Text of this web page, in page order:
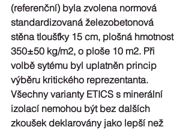
(referenční) byla zvolena normová
standardizovaná železobetonová
stěna tloušťky 15 cm, plošná hmotnost
350±50 kg/m2, o ploše 10 m2. Při
volbě sytému byl uplatněn princip
výběru kritického reprezentanta.
Všechny varianty ETICS s minerální
izolací nemohou být bez dalších
zkoušek deklarovány jako lepší než